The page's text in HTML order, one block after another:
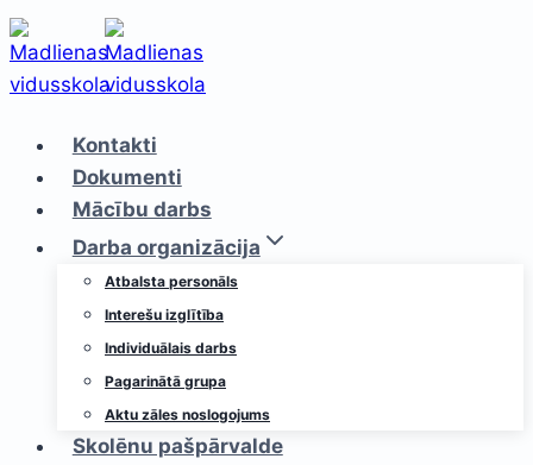
Skip
to
content
Kontakti
Dokumenti
Mācību darbs
Darba organizācija
Atbalsta personāls
Interešu izglītība
Individuālais darbs
Pagarinātā grupa
Aktu zāles noslogojums
Skolēnu pašpārvalde